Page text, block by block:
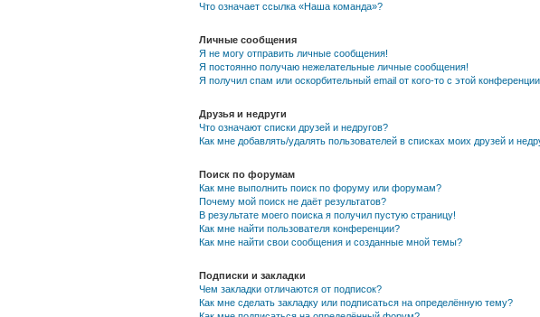
Что означает ссылка «Наша команда»?
Личные сообщения
Я не могу отправить личные сообщения!
Я постоянно получаю нежелательные личные сообщения!
Я получил спам или оскорбительный email от кого-то с этой
Друзья и недруги
Что означают списки друзей и недругов?
Как мне добавлять/удалять пользователей в списках моих друзей и
Поиск по форумам
Как мне выполнить поиск по форуму или форумам?
Почему мой поиск не даёт результатов?
В результате моего поиска я получил пустую страницу!
Как мне найти пользователя конференции?
Как мне найти свои сообщения и созданные мной темы?
Подписки и закладки
Чем закладки отличаются от подписок?
Как мне сделать закладку или подписаться на определённую тему?